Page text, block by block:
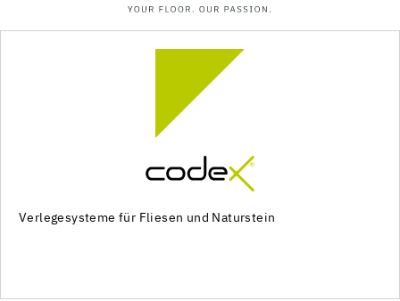
Verlegesysteme für Fliesen und Naturstein